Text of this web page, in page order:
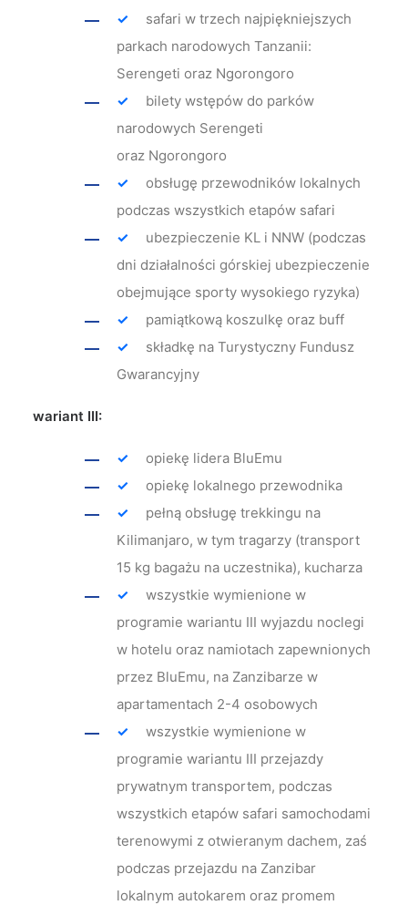
safari w trzech najpiękniejszych
parkach narodowych Tanzanii:
Serengeti oraz Ngorongoro
bilety wstępów do parków
narodowych Serengeti
oraz Ngorongoro
obsługę przewodników lokalnych
podczas wszystkich etapów safari
ubezpieczenie KL i NNW (podczas
dni działalności górskiej ubezpieczenie
obejmujące sporty wysokiego ryzyka)
pamiątkową koszulkę oraz buff
składkę na Turystyczny Fundusz
Gwarancyjny
wariant III:
opiekę lidera BluEmu
opiekę lokalnego przewodnika
pełną obsługę trekkingu na
Kilimanjaro, w tym tragarzy (transport
15 kg bagażu na uczestnika), kucharza
wszystkie wymienione w
programie wariantu III wyjazdu noclegi
w hotelu oraz namiotach zapewnionych
przez BluEmu, na Zanzibarze w
apartamentach 2-4 osobowych
wszystkie wymienione w
programie wariantu III przejazdy
prywatnym transportem, podczas
wszystkich etapów safari samochodami
terenowymi z otwieranym dachem, zaś
podczas przejazdu na Zanzibar
lokalnym autokarem oraz promem